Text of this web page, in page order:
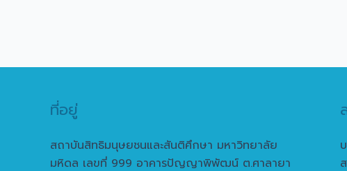
ที่อยู่
สถาบันสิทธิมนุษยชนและสันติศึกษา มหาวิทยาลัย
มหิดล เลขที่ 999 อาคารปัญญาพิพัฒน์ ต.ศาลายา